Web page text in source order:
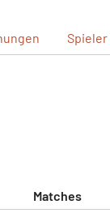
Spieler
Matches